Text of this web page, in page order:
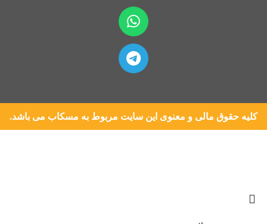
کلیه حقوق مالی و معنوی این سایت مربوط به مسکاب می باشد.